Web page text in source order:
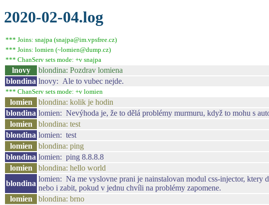
2020-02-04.log
*** Joins: snajpa (snajpa@im.vpsfree.cz)
*** Joins: lomien (~lomien@dump.cz)
*** ChanServ sets mode: +v snajpa
lnovy blondina: Pozdrav lomiena
blondina lnovy: Ale to vubec nejde.
*** ChanServ sets mode: +v lomien
lomien blondina: kolik je hodin
blondina lomien: Nevýhoda je, že to dělá problémy murmuru, když to mohu s
lomien
blondina: test
blondina lomien: test
lomien
blondina: ping
blondina lomien: ping 8.8.8.8
lomien
blondina: hello world
blondina
lomien: Na me vyslovne prani je nainstalovan modul css-injector, ktery
nebo i zabit, pokud v jednu chvíli na problémy zapomene.
lomien
blondina: brno